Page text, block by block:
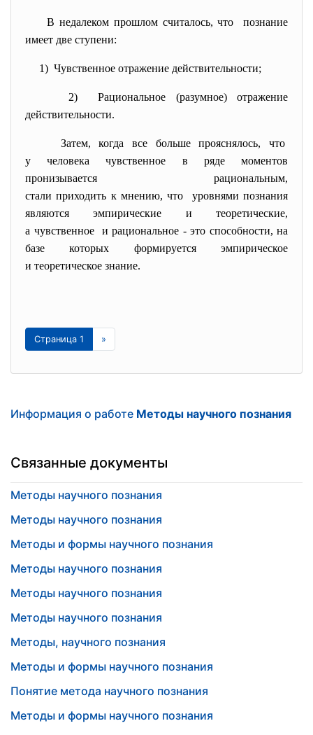
В недалеком прошлом считалось, что познание
имеет две ступени:
1) Чувственное отражение действительности;
2) Рациональное (разумное) отражение
действительности.
Затем, когда все больше прояснялось, что
у человека чувственное в ряде моментов
пронизывается рациональным,
стали приходить к мнению, что уровнями познания
являются эмпирические и теоретические,
а чувственное и рациональное - это способности, на
базе которых формируется эмпирическое
и теоретическое знание.
Страница 1 »
Информация о работе Методы научного познания
Связанные документы
Методы научного познания
Методы научного познания
Методы и формы научного познания
Методы научного познания
Методы научного познания
Методы научного познания
Методы, научного познания
Методы и формы научного познания
Понятие метода научного познания
Методы и формы научного познания